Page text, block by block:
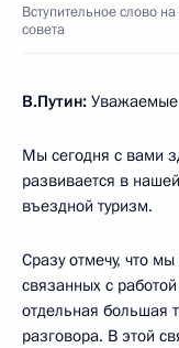
Вступительное слово
совета
В.Путин: Уважаемые
Мы сегодня с вами
развивается в
въездной туризм.
Сразу отмечу, что
связанных с
отдельная большая
разговора. В этой